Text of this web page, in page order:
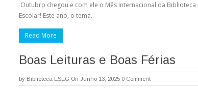
Outubro chegou e com ele o Mês Internacional da Biblioteca
Escolar! Este ano, o tema..
Read More
Boas Leituras e Boas Férias
by Biblioteca ESEG On Junho 13, 2025 0 Comment